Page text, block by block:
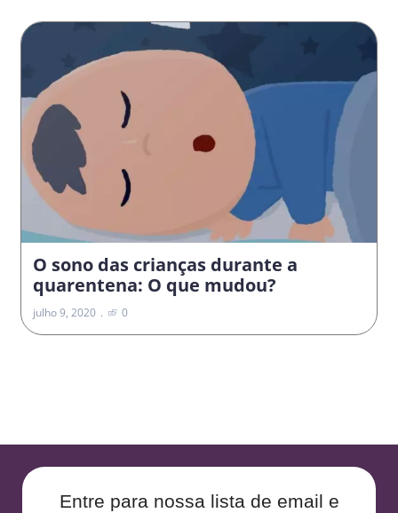
O sono das crianças durante a
quarentena: O que mudou?
julho 9, 2020 0
Entre para nossa lista de email e